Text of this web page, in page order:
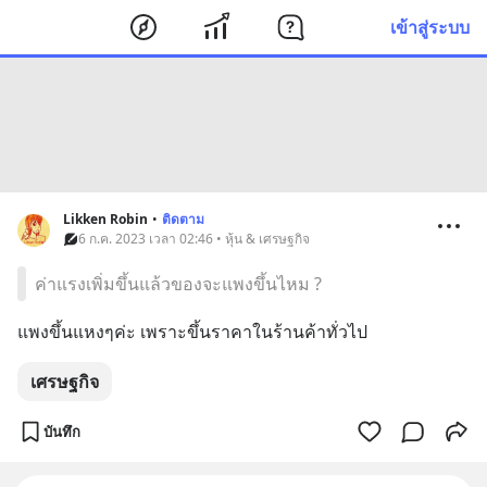
เข้าสู่ระบบ
Likken Robin • ติดตาม
6 ก.ค. 2023 เวลา 02:46 • หุ้น & เศรษฐกิจ
ค่าแรงเพิ่มขึ้นแล้วของจะแพงขึ้นไหม ?
แพงขึ้นแหงๆค่ะ เพราะขึ้นราคาในร้านค้าทั่วไป
เศรษฐกิจ
บันทึก